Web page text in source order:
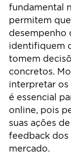
fundamental
permitem
desempenho
identifiquem
tomem
concretos.
interpretar os
é essencial
online, pois
suas ações
feedback dos
mercado.